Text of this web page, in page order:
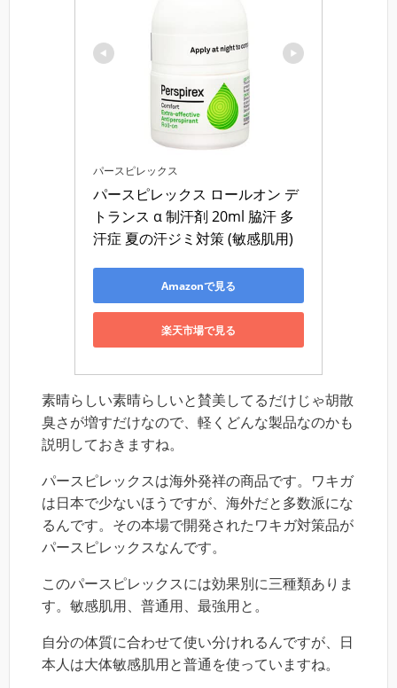
パースピレックス
パースピレックス ロールオン デ
トランス α 制汗剤 20ml 脇汗 多
汗症 夏の汗ジミ対策 (敏感肌用)
Amazonで見る
楽天市場で見る
素晴らしい素晴らしいと賛美してるだけじゃ胡散
臭さが増すだけなので、軽くどんな製品なのかも
説明しておきますね。
パースピレックスは海外発祥の商品です。ワキガ
は日本で少ないほうですが、海外だと多数派にな
るんです。その本場で開発されたワキガ対策品が
パースピレックスなんです。
このパースピレックスには効果別に三種類ありま
す。敏感肌用、普通用、最強用と。
自分の体質に合わせて使い分けれるんですが、日
本人は大体敏感肌用と普通を使っていますね。